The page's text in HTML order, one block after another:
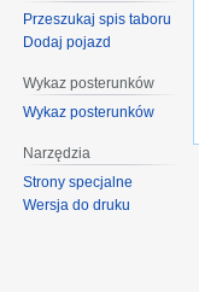
Przeszukaj spis taboru
Dodaj pojazd
Wykaz posterunków
Wykaz posterunków
Narzędzia
Strony specjalne
Wersja do druku